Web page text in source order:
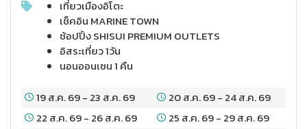
เที่ยวเมืองอิโตะ
เช็คอิน MARINE TOWN
ช้อปปิ้ง SHISUI PREMIUM OUTLETS
อิสระเที่ยว 1วัน
นอนออนเซน 1 คืน
19 ส.ค. 69- 23 ส.ค. 69 20 ส.ค. 69- 24 ส.ค. 69
22 ส.ค. 69- 26 ส.ค. 69 25 ส.ค. 69- 29 ส.ค. 69